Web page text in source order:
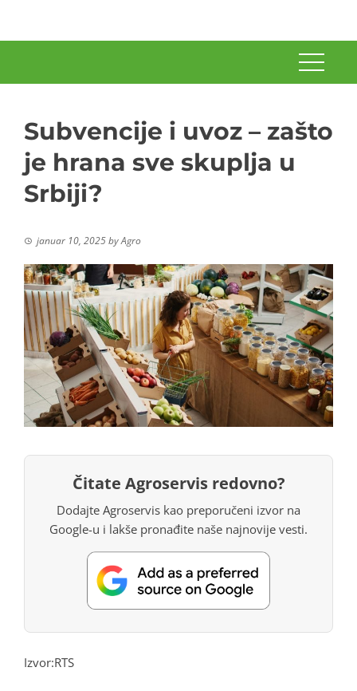
Subvencije i uvoz – zašto
je hrana sve skuplja u
Srbiji?
januar 10, 2025byAgro
Čitate Agroservis redovno?
Dodajte Agroservis kao preporučeni izvor na
Google-u i lakše pronađite naše najnovije vesti.
Izvor:RTS